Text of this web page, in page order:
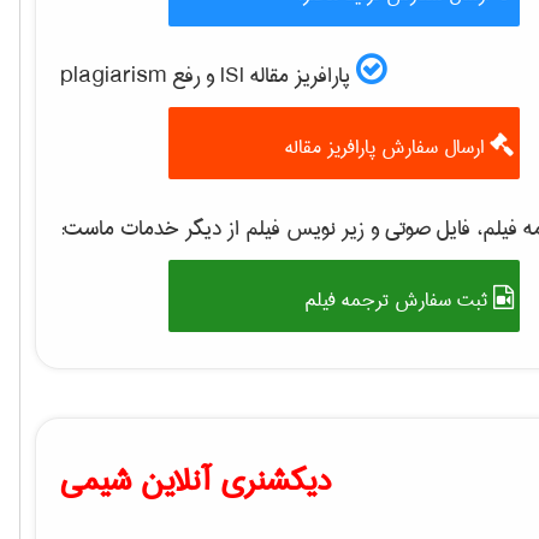
پارافریز مقاله ISI و رفع plagiarism
ارسال سفارش پارافریز مقاله
فیلم، فایل صوتی و زیر نویس فیلم از دیگر خدمات ماست:
ثبت سفارش ترجمه فیلم
دیکشنری آنلاین شیمی